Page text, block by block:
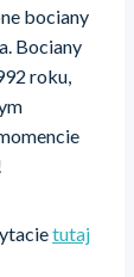
bociany
Bociany
roku,
tutaj